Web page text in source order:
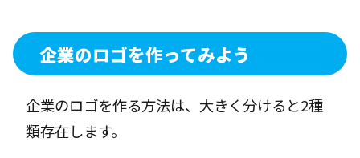
企業のロゴを作ってみよう
企業のロゴを作る方法は、大きく分けると2種
類存在します。